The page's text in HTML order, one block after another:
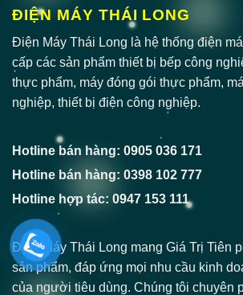
ĐIỆN MÁY THÁI LONG
Điện Máy Thái Long là hệ thống điện
cấp các sản phẩm thiết bị bếp công
thực phẩm, máy đóng gói thực phẩm,
nghiệp, thiết bị điện công nghiệp.
Hotline bán hàng: 0905 036 171
Hotline bán hàng: 0398 102 777
Hotline hợp tác: 0947 153 111
Điện Máy Thái Long mang Giá Trị Tiên
sản phẩm, đáp ứng mọi nhu cầu kinh
của người tiêu dùng. Chúng tôi chuyên